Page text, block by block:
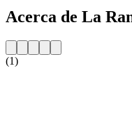
Acerca de La
(1)